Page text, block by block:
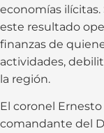
economías
este resultado
finanzas de
actividades,
la región.
El coronel
comandante del